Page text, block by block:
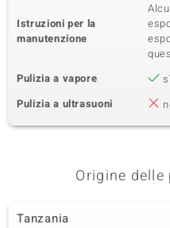
Istruzioni per la
manutenzione
Pulizia a vapore
sì
Pulizia a ultrasuoni
Origine
Tanzania